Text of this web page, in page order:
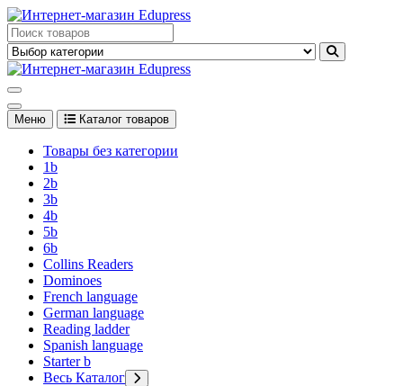
Перейти
к
содержимому
Edupress Uzbekistan, Edupress Узбекистан, книги, учебники на
английском языке
английском языке
Меню Каталог товаров
Товары без категории
1b
2b
3b
4b
5b
6b
Collins Readers
Dominoes
French language
German language
Reading ladder
Spanish language
Starter b
Весь Каталог